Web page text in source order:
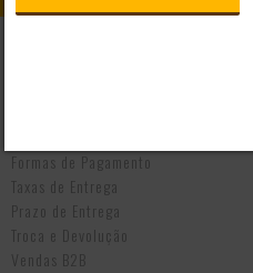
Formas de Pagamento
Taxas de Entrega
Prazo de Entrega
Troca e Devolução
Vendas B2B